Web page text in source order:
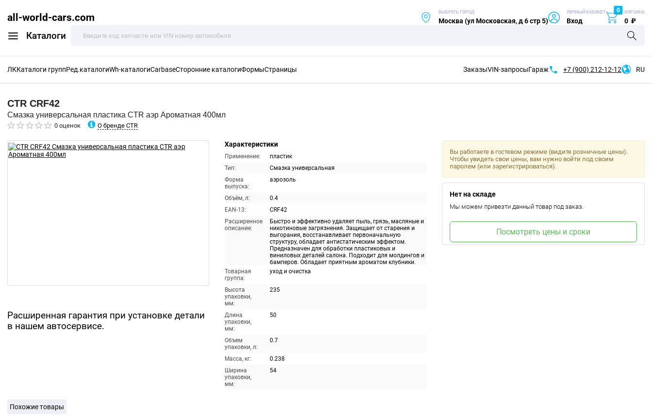
all-world-cars.com
Каталоги
ВЫБРАТЬ ГОРОД
Москва (ул Московская, д 6 стр 5)
ЛИЧНЫЙ КАБИНЕТ
Вход
0 КОРЗИНА
0 ₽
ЛККаталоги группРед.каталогиWh-каталогиCarbaseСторонние каталогиФормыСтраницы ЗаказыVIN-запросыГараж +7 (900) 212-12-12 RU
CTR CRF42
Смазка универсальная пластика CTR аэр Ароматная 400мл
0 оценок О бренде CTR
Расширенная гарантия при установке детали
в нашем автосервисе.
Характеристики
Применение:
пластик
Тип:
Смазка универсальная
Форма
выпуска:
аэрозоль
Объём, л:
0.4
EAN-13:
CRF42
Расширенное
описание:
Быстро и эффективно удаляет пыль, грязь, масляные и
никотиновые загрязнения. Защищает от старения и
выгорания, восстанавливает первоначальную
структуру, обладает антистатическим эффектом.
Предназначен для обработки пластиковых и
виниловых деталей салона. Подходит для молдингов и
бамперов. Обладает приятным ароматом клубники.
Товарная
группа:
уход и очистка
Высота
упаковки,
мм:
235
Длина
упаковки,
мм:
50
Объем
упаковки, л:
0.7
Масса, кг:
0.238
Ширина
упаковки,
мм:
54
Вы работаете в гостевом режиме (видите розничные цены).
Чтобы увидеть свои цены, вам нужно войти под своим
паролем (или зарегистрироваться).
Нет на складе
Мы можем привезти данный товар под заказ.
Посмотреть цены и сроки
Похожие товары